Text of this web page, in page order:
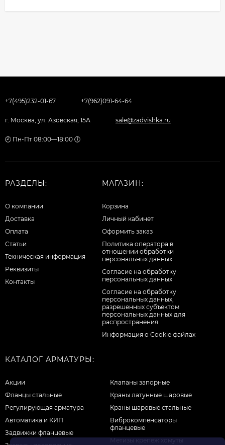
+7(495)232-01-67 +7(962)091-64-64
г. Москва, ул. Азовская, 15А sale@zadvishka.ru
🕗 Пн-Пт 08:00—18:00 🕕
РАЗДЕЛЫ:
О компании
Доставка
Оплата
Статьи
Техническая информация
Реквизиты
Контакты
МАГАЗИН:
Корзина
Личный кабинет
Оформить заказ
Политика оператора в
отношении обработки
персональных данных
Согласие на обработку
персональных данных
Cогласие на обработку
персональных данных,
разрешенных субъектом
персональных данных для
распространения
Информация о Cookie файлах
КАТАЛОГ АРМАТУРЫ:
Акции
Фланцы стальные
Регулирующая арматура
Автоматика и КИП
Задвижки фланцевые
Клапаны запорные
Краны латунные шаровые
Краны шаровые стальные
Виброкомпенсаторы
фланцевые
Метизы крепеж хомуты